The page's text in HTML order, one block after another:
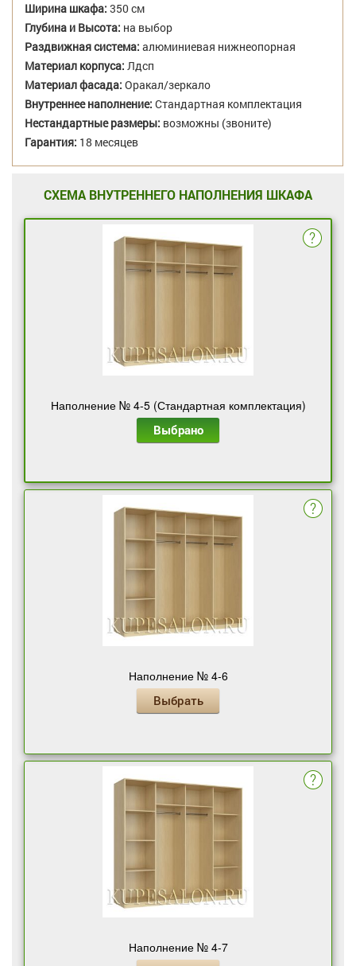
Ширина шкафа: 350 см
Глубина и Высота: на выбор
Раздвижная система: алюминиевая нижнеопорная
Материал корпуса: Лдсп
Материал фасада: Оракал/зеркало
Внутреннее наполнение: Стандартная комплектация
Нестандартные размеры: возможны (звоните)
Гарантия: 18 месяцев
СХЕМА ВНУТРЕННЕГО НАПОЛНЕНИЯ ШКАФА
Наполнение № 4-5 (Стандартная комплектация)
Выбрано
Наполнение № 4-6
Выбрать
Наполнение № 4-7